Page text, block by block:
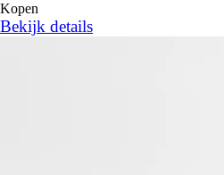
Kopen
Bekijk details